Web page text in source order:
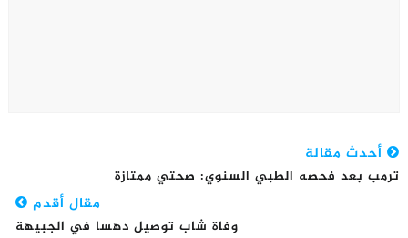
أحدث مقالة
ترمب بعد فحصه الطبي السنوي: صحتي ممتازة
مقال أقدم
وفاة شاب توصيل دهسا في الجبيهة